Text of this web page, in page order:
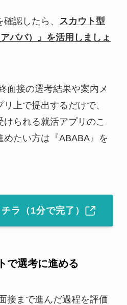
認したら、
スカウト型
ババ）』を活用しましょ
面接の選考結果や案内メ
上で提出するだけで、
られる就活アプリのこ
めたい方は『ABABA』を
ラ（1分で完了）
で選考に進める
接まで進んだ過程を評価